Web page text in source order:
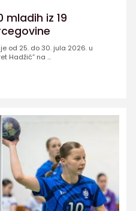
mladih iz 19
od 25. do 30. jula 2026. u
Hadžić” na ...